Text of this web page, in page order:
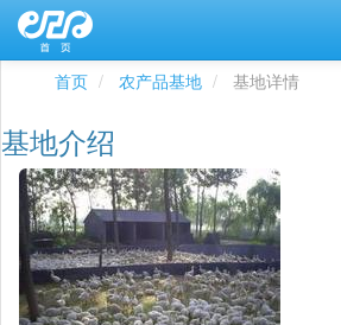
首页 农产品基地 基地详情
基地介绍